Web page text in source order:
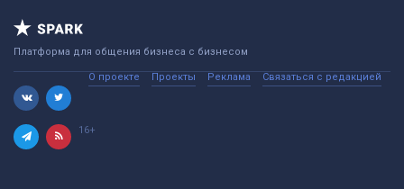
Платформа для общения бизнеса с бизнесом
О проекте Проекты Реклама Связаться с редакцией
16+